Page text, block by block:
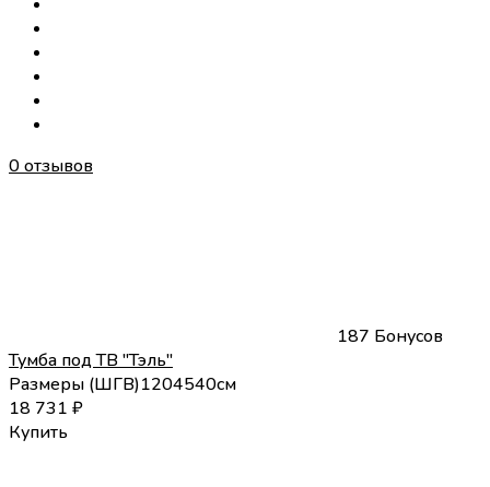
0 отзывов
187 Бонусов
Тумба под ТВ "Тэль"
Размеры (ШГВ)1204540см
18 731 ₽
Купить